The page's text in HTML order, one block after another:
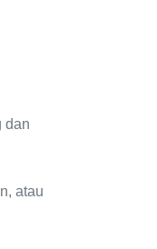
dan
atau